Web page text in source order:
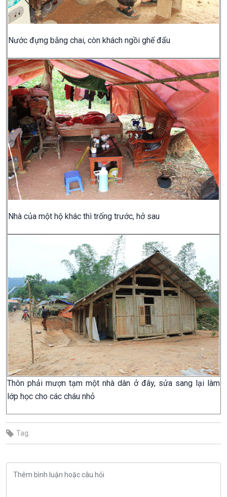
Nước đựng bằng chai, còn khách ngồi ghế đẩu
Nhà của một hộ khác thì trống trước, hở sau
Thôn phải mượn tạm một nhà dân ở đây, sửa sang lại làm
lớp học cho các cháu nhỏ
Tag: